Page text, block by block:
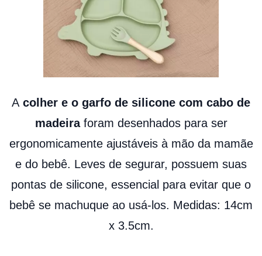
A colher e o garfo de silicone com cabo de
madeiraforam desenhados para ser
ergonomicamente ajustáveis à mão da mamãe
e do bebê. Leves de segurar, possuem suas
pontas de silicone, essencial para evitar que o
bebê se machuque ao usá-los. Medidas: 14cm
x 3.5cm.